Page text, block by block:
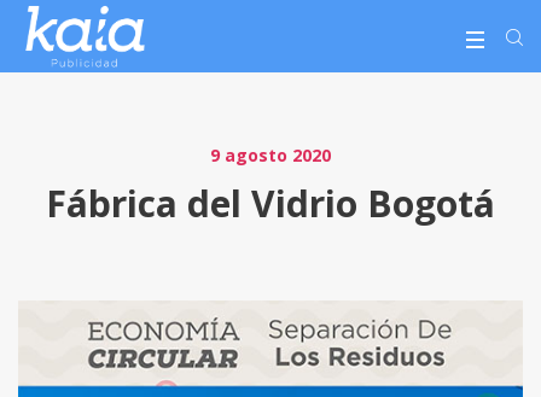
9 agosto 2020
Fábrica del Vidrio Bogotá